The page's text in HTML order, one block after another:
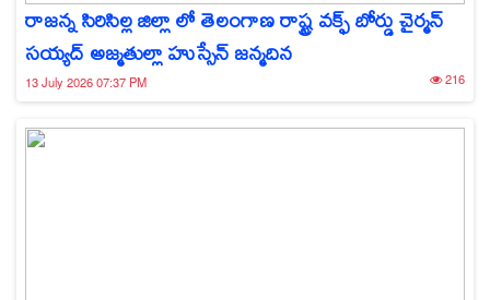
రాజన్న సిరిసిల్ల జిల్లా లో తెలంగాణ రాష్ట్ర వక్ఫ్ బోర్డు చైర్మన్
సయ్యద్ అజ్మతుల్లా హుస్సేన్ జన్మదిన
13 July 2026 07:37 PM 216